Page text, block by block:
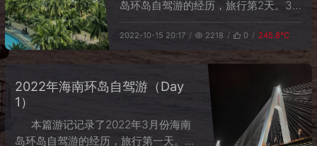
岛环岛自驾游的经历，旅行第2天。3
月6日，从海口到文昌，椰林秘境之
旅。
2022-10-15 20:17 2218 0 245.8℃
2022年海南环岛自驾游（Day
1）
本篇游记记录了2022年3月份海南
岛环岛自驾游的经历，旅行第一天。3